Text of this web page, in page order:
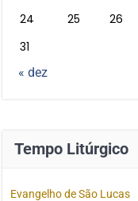
24
25 26
31
« dez
Tempo Litúrgico
Evangelho de São Lucas